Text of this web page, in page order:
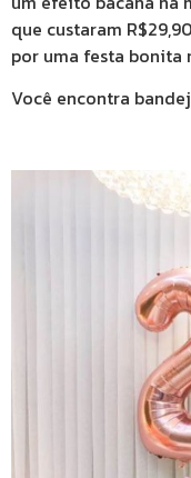
que custaram
por uma festa bonita
Você encontra